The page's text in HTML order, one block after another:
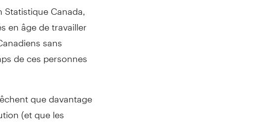
Canada,
en âge de travailler
sans
de ces personnes
que davantage
(et que les